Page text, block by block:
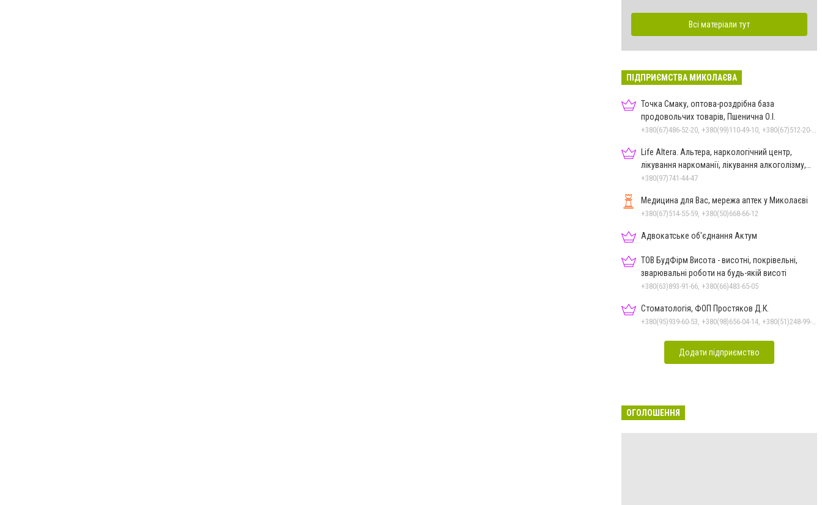
Всі матеріали тут
ПІДПРИЄМСТВА МИКОЛАЄВА
Точка Смаку, оптова-роздрібна база
продовольчих товарів, Пшенична О.І.
Life Altera. Альтера, наркологічний центр,
лікування наркоманії, лікування алкоголізму,
зняття ломки
+380(97)741-44-47
Медицина для Вас, мережа аптек у Миколаєві
+380(67)514-55-59, +380(50)668-66-12
Адвокатське об'єднання Актум
ТОВ БудФірм Висота - висотні, покрівельні,
зварювальні роботи на будь-якій висоті
+380(63)893-91-66, +380(66)483-65-05
Стоматологія, ФОП Простяков Д.К.
Додати підприємство
ОГОЛОШЕННЯ